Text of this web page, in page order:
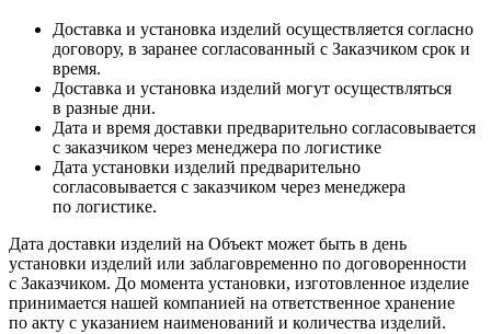
Доставка и установка изделий осуществляется согласно
договору, в заранее согласованный с Заказчиком срок и
время.
Доставка и установка изделий могут осуществляться
в разные дни.
Дата и время доставки предварительно согласовывается
с заказчиком через менеджера по логистике
Дата установки изделий предварительно
согласовывается с заказчиком через менеджера
по логистике.
Дата доставки изделий на Объект может быть в день
установки изделий или заблаговременно по договоренности
с Заказчиком. До момента установки, изготовленное изделие
принимается нашей компанией на ответственное хранение
по акту с указанием наименований и количества изделий.